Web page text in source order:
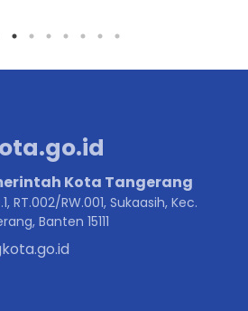
Kota Tangerang
RT.002/RW.001, Sukaasih, Kec.
Banten 15111